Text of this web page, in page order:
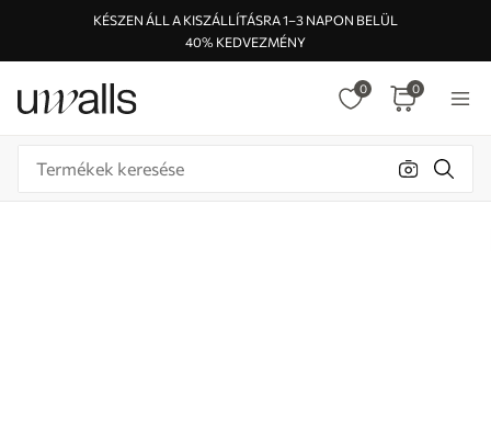
KÉSZEN ÁLL A KISZÁLLÍTÁSRA 1–3 NAPON BELÜL
40% KEDVEZMÉNY
0 0